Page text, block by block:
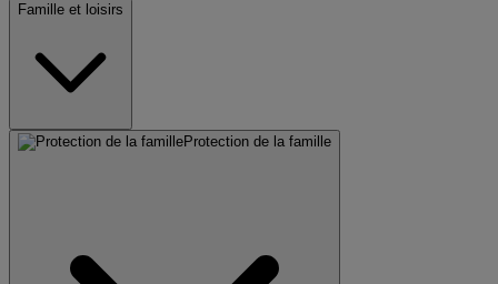
Famille et loisirs
Protection de la famille